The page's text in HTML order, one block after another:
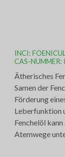
INCI:
CAS-
Ätherisches
Samen der
Förderung
Leberfunktion
Fenchelöl
Atemwege